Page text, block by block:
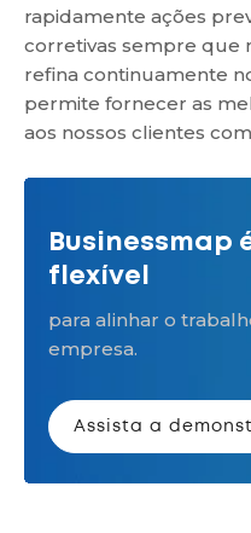
rapidamente ações
corretivas sempre que
refina continuamente
permite fornecer as
aos nossos clientes
Businessmap
flexível
para alinhar o
empresa.
Assista a